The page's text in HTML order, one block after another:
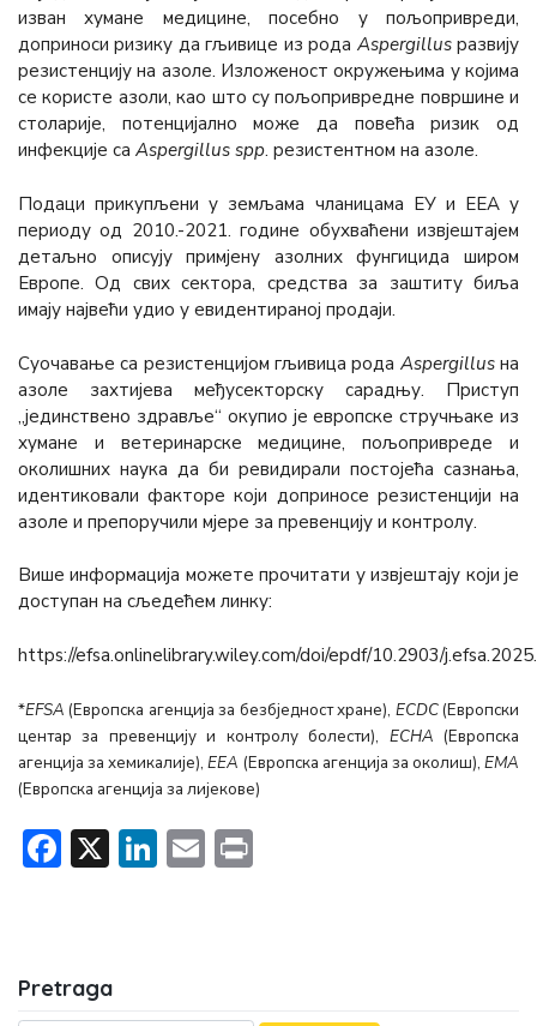
изван хумане медицине, посебно у пољопривреди,
доприноси ризику да гљивице из рода Aspergillusразвију
резистенцију на азоле. Изложеност окружењима у којима
се користе азоли, као што су пољопривредне површине и
столарије, потенцијално може да повећа ризик од
инфекције са Aspergillus spp. резистентном на азоле.
Подаци прикупљени у земљама чланицама ЕУ и EEA у
периоду од 2010.-2021. године обухваћени извјештајем
детаљно описују примјену азолних фунгицида широм
Европе. Од свих сектора, средства за заштиту биља
имају највећи удио у евидентираној продаји.
Суочавање са резистенцијом гљивица рода Aspergillusна
азоле захтијева међусекторску сарадњу. Приступ
„јединствено здравље“ окупио је европске стручњаке из
хумане и ветеринарске медицине, пољопривреде и
околишних наука да би ревидирали постојећа сазнања,
идентикoвали факторе који доприносе резистенцији на
азоле и препоручили мјере за превенцију и контролу.
Више информација можете прочитати у извјештају који је
доступан на сљедећем линку:
https://efsa.onlinelibrary.wiley.com/doi/epdf/10.2903/
*ЕFSA (Европска агенција за безбједност хране), ЕCDC(Европски
центар за превенцију и контролу болести), ЕCHА (Европска
агенција за хемикалије),ЕЕА (Европска агенција за околиш), ЕМА
(Европска агенција за лијекове)
Facebook
X LinkedIn
Email
Pretraga